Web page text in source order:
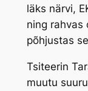
läks närvi,
ning rahvas
põhjustas
Tsiteerin
muutu